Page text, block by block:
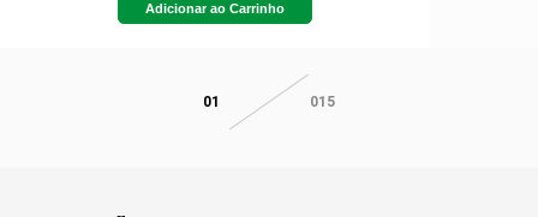
Adicionar ao Carrinho
01 015